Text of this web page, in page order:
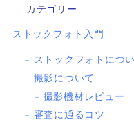
カテゴリー
ストックフォト入門
ストックフォトにつ
撮影について
撮影機材レビュー
審査に通るコツ